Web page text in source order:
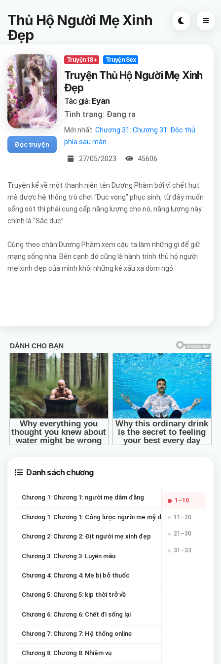
Thủ Hộ Người Mẹ Xinh
Đẹp
Đọc truyện
Truyện 18+ Truyện Sex
Truyện Thủ Hộ Người Mẹ Xinh
Đẹp
Tác giả: Eyan
Tình trạng: Đang ra
Mới nhất: Chương 31: Chương 31: Độc thủ
phía sau màn
27/05/2023 45606
Truyện kể về một thanh niên tên Dương Phàm bởi vì chết hụt
mà được hệ thống trò chơi “Dục vọng” phục sinh, từ đây muốn
sống sót thì phải cung cấp năng lượng cho nó, năng lượng này
chính là “Sắc dục”.
Cùng theo chân Dương Phàm xem cậu ta làm những gì để giữ
mạng sống nha. Bên cạnh đó cũng là hành trình thủ hộ người
mẹ xinh đẹp của mình khỏi những kẻ xấu xa dòm ngó.
Danh sách chương
Chương 1: Chương 1: người mẹ dâm đãng
Chương 1: Chương 1: Công lược người mẹ mỹ diễm trong game
Chương 2: Chương 2: Địt người mẹ xinh đẹp
Chương 3: Chương 3: Luyến mẫu
Chương 4: Chương 4: Mẹ bị bỏ thuốc
Chương 5: Chương 5: kịp thời trở về
Chương 6: Chương 6: Chết đi sống lại
Chương 7: Chương 7: Hệ thống online
Chương 8: Chương 8: Nhiệm vụ
1–10
11–20
21–30
31–33